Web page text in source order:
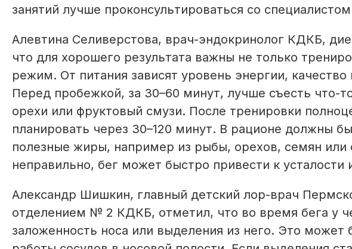
занятий лучше проконсультироваться со
Алевтина Селиверстова, врач-эндокринолог КДКБ,
что для хорошего результата важны не только
режим. От питания зависят уровень энергии, качество
Перед пробежкой, за 30–60 минут, лучше съесть что-
орехи или фруктовый смузи. После тренировки
планировать через 30–120 минут. В рационе должны
полезные жиры, например из рыбы, орехов, семян или
неправильно, бег может быстро привести к усталости
Александр Шишкин, главный детский лор-врач
отделением № 2 КДКБ, отметил, что во время бега у
заложенность носа или выделения из него. Это может